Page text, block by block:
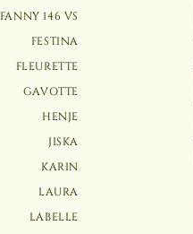
FANNY 146 VS
FESTINA
FLEURETTE
GAVOTTE
HENJE
JISKA
KARIN
LAURA
LABELLE